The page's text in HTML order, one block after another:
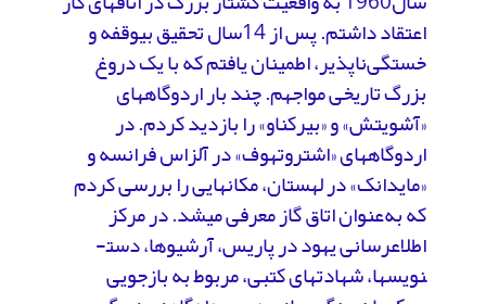
اعتقاد داشتم. پس از 14سال تحقیق بی­وقفه و
خستگی‌ناپذیر، اطمینان یافتم که با یک دروغ
بزرگ تاریخی مواجهم. چند بار اردوگاه­های
«آشویتش» و «بیرکناو» را بازدید کردم. در
اردوگاه­های «اشتروتهوف» در آلزاس فرانسه و
«مایدانک» در لهستان، مکان­هایی را بررسی کردم
که به‌عنوان اتاق گاز معرفی می­شد. در مرکز
اطلاع­رسانی یهود در پاریس، آرشیوها، دست­
نویس­ها، شهادت­های کتبی، مربوط به بازجویی